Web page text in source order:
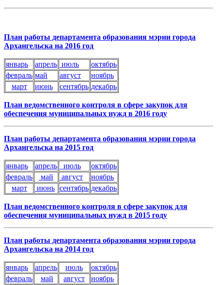
План работы департамента образования мэрии города
Архангельска на 2016 год
январь апрель июль
октябрь
февраль май август
ноябрь
март
июнь сентябрь декабрь
План ведомственного контроля в сфере закупок для
обеспечения муниципальных нужд в 2016 году
План работы департамента образования мэрии города
Архангельска на 2015 год
январь апрель июль
октябрь
февраль
май август
ноябрь
март
июнь сентябрь декабрь
План ведомственного контроля в сфере закупок для
обеспечения муниципальных нужд в 2015 году
План работы департамента образования мэрии города
Архангельска на 2014 год
январь апрель июль
октябрь
февраль
май август
ноябрь